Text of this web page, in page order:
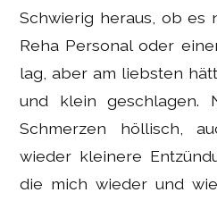
Schwierig heraus, ob es
Reha Personal oder
lag, aber am liebsten
und klein geschlagen.
Schmerzen höllisch,
wieder kleinere
die mich wieder und